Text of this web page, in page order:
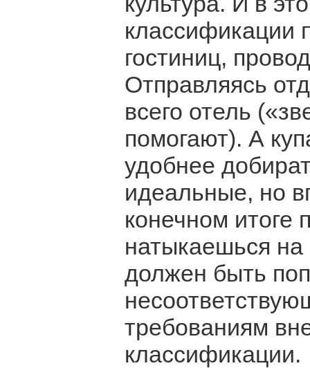
классификации
гостиниц,
Отправляясь
всего отель
помогают). А
удобнее
идеальные, но
конечном итоге
натыкаешься
должен быть
требованиям
классификации.